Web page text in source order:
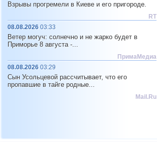
Чили
16 Мексика
17 Греция 2,6...4,4
4,4 1
19 Фиджи
20 Колумбия
4,3 1
Взрывы прогремели в Киеве и его пригороде.
RT
08.08.2026 03:33
Ветер могуч: солнечно и не жарко будет в
Приморье 8 августа -...
ПримаМедиа
08.08.2026 03:29
Сын Усольцевой рассчитывает, что его
пропавшие в тайге родные...
Mail.Ru